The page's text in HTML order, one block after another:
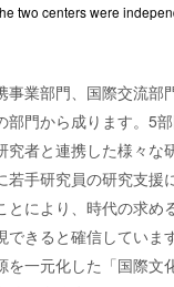
two centers were
事業部門、国際交流部
部門から成ります。5
究者と連携した様々な
若手研究員の研究支援
とにより、時代の求め
できると確信していま
を一元化した「国際文